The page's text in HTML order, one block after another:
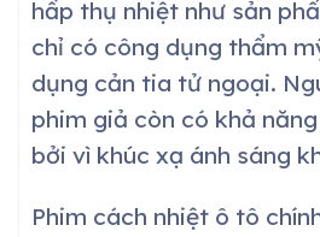
hấp thụ nhiệt như sản
chỉ có công dụng thẩm
dụng cản tia tử ngoại.
phim giả còn có khả
bởi vì khúc xạ ánh sáng
Phim cách nhiệt ô tô